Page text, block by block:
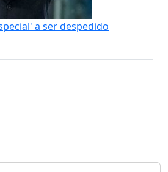
a ser despedido